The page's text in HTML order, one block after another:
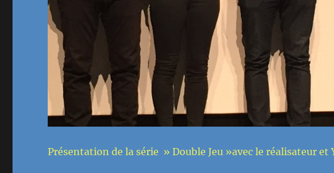
Présentation de la série » Double Jeu »avec le réalisateur et